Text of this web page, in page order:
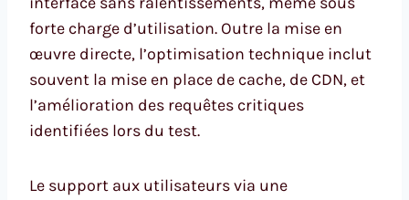
forte charge d’utilisation. Outre la mise en
œuvre directe, l’optimisation technique inclut
souvent la mise en place de cache, de CDN, et
l’amélioration des requêtes critiques
identifiées lors du test.
Le support aux utilisateurs via une